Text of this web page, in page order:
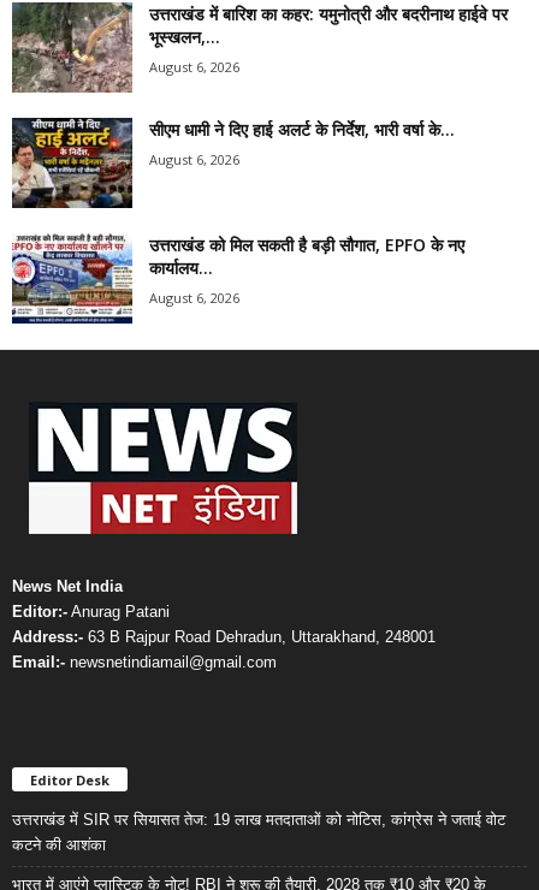
उत्तराखंड में बारिश का कहर: यमुनोत्री और बदरीनाथ हाईवे पर
भूस्खलन,...
August 6, 2026
सीएम धामी ने दिए हाई अलर्ट के निर्देश, भारी वर्षा के...
August 6, 2026
उत्तराखंड को मिल सकती है बड़ी सौगात, EPFO के नए
कार्यालय...
August 6, 2026
News Net India
Editor:- Anurag Patani
Address:- 63 B Rajpur Road Dehradun, Uttarakhand, 248001
Email:- newsnetindiamail@gmail.com
Editor Desk
उत्तराखंड में SIR पर सियासत तेज: 19 लाख मतदाताओं को नोटिस, कांग्रेस ने जताई वोट
कटने की आशंका
भारत में आएंगे प्लास्टिक के नोट! RBI ने शुरू की तैयारी, 2028 तक ₹10 और ₹20 के